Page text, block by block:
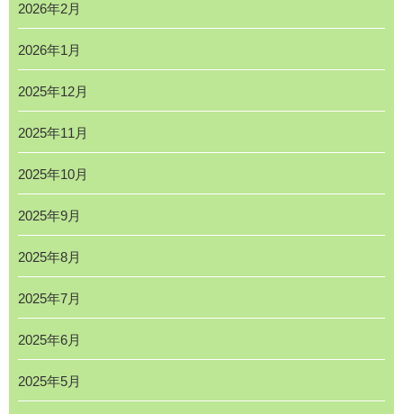
2026年2月
2026年1月
2025年12月
2025年11月
2025年10月
2025年9月
2025年8月
2025年7月
2025年6月
2025年5月